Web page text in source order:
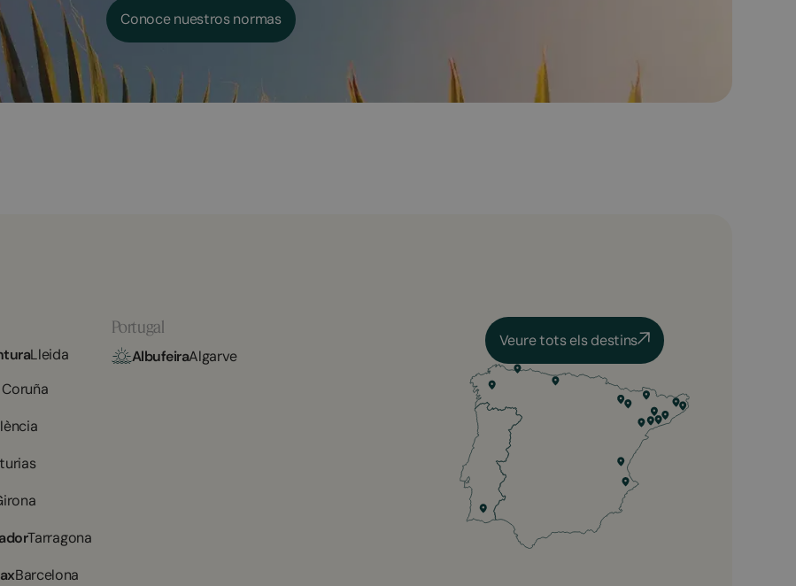
Conoce nuestros normas
Lleida
Tarragona
Barcelona
Portugal
AlbufeiraAlgarve
Veure tots els destins